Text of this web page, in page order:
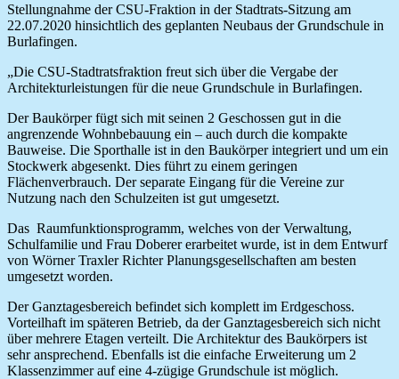
Stellungnahme der CSU-Fraktion in der Stadtrats-Sitzung am
22.07.2020 hinsichtlich des geplanten Neubaus der Grundschule in
Burlafingen.
„Die CSU-Stadtratsfraktion freut sich über die Vergabe der
Architekturleistungen für die neue Grundschule in Burlafingen.
Der Baukörper fügt sich mit seinen 2 Geschossen gut in die
angrenzende Wohnbebauung ein – auch durch die kompakte
Bauweise. Die Sporthalle ist in den Baukörper integriert und um ein
Stockwerk abgesenkt. Dies führt zu einem geringen
Flächenverbrauch. Der separate Eingang für die Vereine zur
Nutzung nach den Schulzeiten ist gut umgesetzt.
Das Raumfunktionsprogramm, welches von der Verwaltung,
Schulfamilie und Frau Doberer erarbeitet wurde, ist in dem Entwurf
von Wörner Traxler Richter Planungsgesellschaften am besten
umgesetzt worden.
Der Ganztagesbereich befindet sich komplett im Erdgeschoss.
Vorteilhaft im späteren Betrieb, da der Ganztagesbereich sich nicht
über mehrere Etagen verteilt. Die Architektur des Baukörpers ist
sehr ansprechend. Ebenfalls ist die einfache Erweiterung um 2
Klassenzimmer auf eine 4-zügige Grundschule ist möglich.